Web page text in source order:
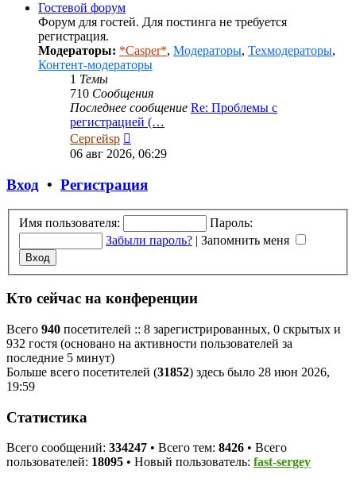
Гостевой форум
Форум для гостей. Для постинга не требуется
регистрация.
Модераторы: *Casper*, Модераторы, Техмодераторы,
Контент-модераторы
1 Темы
710 Сообщения
Последнее сообщение Re: Проблемы с
регистрацией (…
Сергейsp
к
06 авг 2026, 06:29
Вход • Регистрация
Имя пользователя:
Пароль:
Забыли пароль? | Запомнить меня
Кто сейчас на конференции
Всего 940 посетителей :: 8 зарегистрированных, 0 скрытых и
932 гостя (основано на активности пользователей за
последние 5 минут)
Больше всего посетителей (31852) здесь было 28 июн 2026,
19:59
Статистика
Всего сообщений: 334247 • Всего тем: 8426 • Всего
пользователей: 18095 • Новый пользователь: fast-sergey